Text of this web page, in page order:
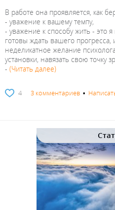
В работе она проявляется, как
- уважение к вашему темпу,
- уважение к способу жить - это
готовы ждать вашего прогресса,
неделикатное желание
установки, навязать свою точку
- (Читать далее)
4 3 комментариев •